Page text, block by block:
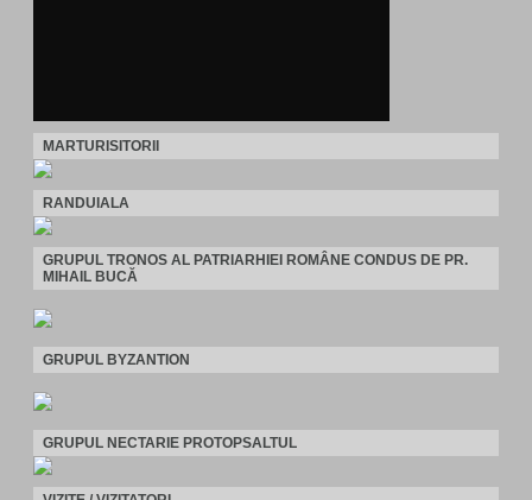
MARTURISITORII
RANDUIALA
GRUPUL TRONOS AL PATRIARHIEI ROMÂNE CONDUS DE PR.
MIHAIL BUCĂ
GRUPUL BYZANTION
GRUPUL NECTARIE PROTOPSALTUL